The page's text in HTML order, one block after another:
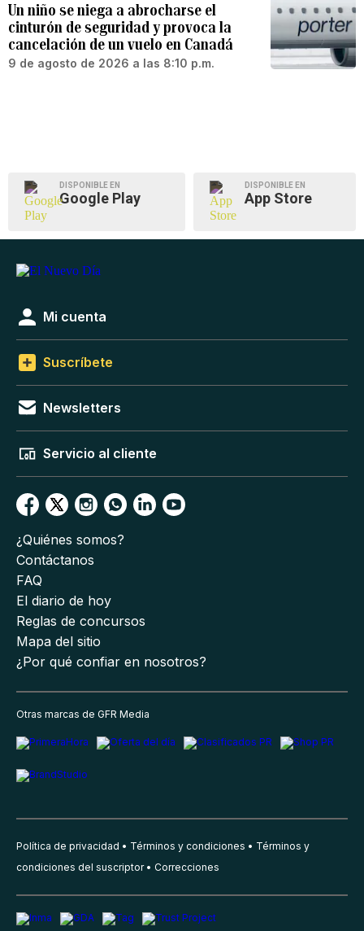
Un niño se niega a abrocharse el
cinturón de seguridad y provoca la
cancelación de un vuelo en Canadá
9 de agosto de 2026 a las 8:10 p.m.
DISPONIBLE EN
Google Play
DISPONIBLE EN
App Store
Mi cuenta
Suscríbete
Newsletters
Servicio al cliente
¿Quiénes somos?
Contáctanos
FAQ
El diario de hoy
Reglas de concursos
Mapa del sitio
¿Por qué confiar en nosotros?
Otras marcas de GFR Media
Política de privacidad Términos y condiciones
Términos y
condiciones del suscriptor
Correcciones